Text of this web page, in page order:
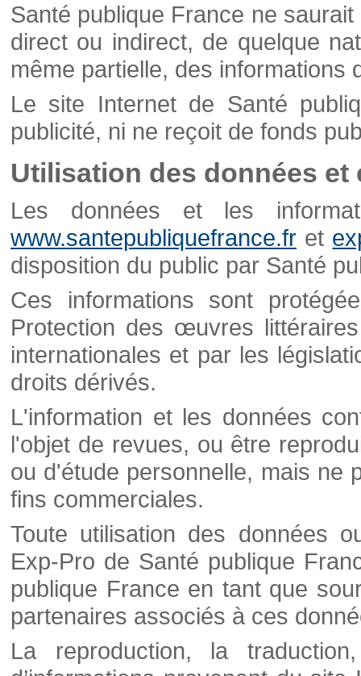
Santé publique France ne
direct ou indirect, de quelque
même partielle, des informations
Le site Internet de Santé
publicité, ni ne reçoit de fonds
Utilisation des données et
Les données et les
www.santepubliquefrance.fr et
disposition du public par Santé
Ces informations sont
Protection des œuvres
internationales et par les
droits dérivés.
L'information et les données
l'objet de revues, ou être
ou d'étude personnelle, mais ne
fins commerciales.
Toute utilisation des données
Exp-Pro de Santé publique
publique France en tant que
partenaires associés à ces
La reproduction, la